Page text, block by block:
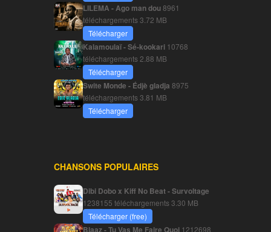
LILEMA - Ago man dou8961
téléchargements3.72 MB
Télécharger
Kalamoulaï - Sé-kookari 10768
téléchargements 2.88 MB
Télécharger
Swite Monde - Édjè gladja 8975
téléchargements3.81 MB
Télécharger
CHANSONS POPULAIRES
Dibi Dobo x Kiff No Beat - Survoltage
1238155 téléchargements3.30 MB
Télécharger (free)
Blaaz - Tu Vas Me Faire Quoi 1212698